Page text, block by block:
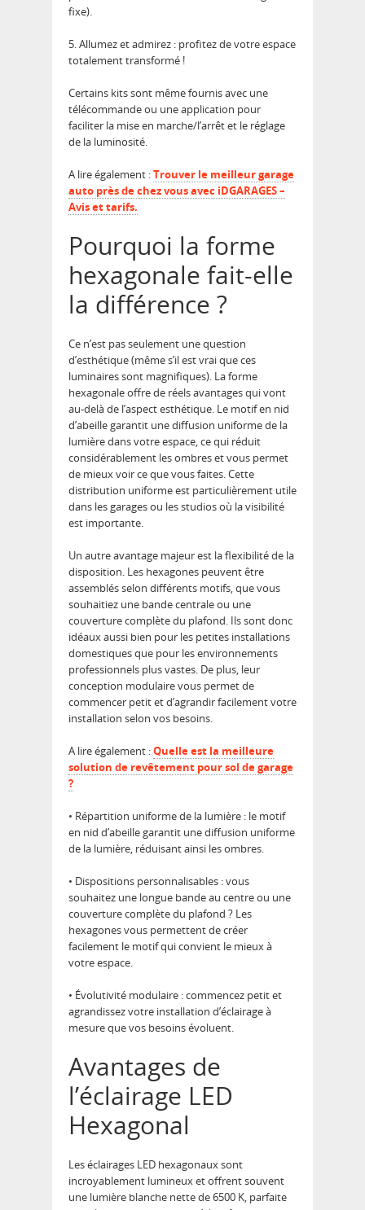
fixe).
5. Allumez et admirez : profitez de votre espace
totalement transformé !
Certains kits sont même fournis avec une
télécommande ou une application pour
faciliter la mise en marche/l’arrêt et le réglage
de la luminosité.
A lire également :Trouver le meilleur garage
auto près de chez vous avec iDGARAGES –
Avis et tarifs.
Pourquoi la forme
hexagonale fait-elle
la différence ?
Ce n’est pas seulement une question
d’esthétique (même s’il est vrai que ces
luminaires sont magnifiques). La forme
hexagonale offre de réels avantages qui vont
au-delà de l’aspect esthétique. Le motif en nid
d’abeille garantit une diffusion uniforme de la
lumière dans votre espace, ce qui réduit
considérablement les ombres et vous permet
de mieux voir ce que vous faites. Cette
distribution uniforme est particulièrement utile
dans les garages ou les studios où la visibilité
est importante.
Un autre avantage majeur est la flexibilité de la
disposition. Les hexagones peuvent être
assemblés selon différents motifs, que vous
souhaitiez une bande centrale ou une
couverture complète du plafond. Ils sont donc
idéaux aussi bien pour les petites installations
domestiques que pour les environnements
professionnels plus vastes. De plus, leur
conception modulaire vous permet de
commencer petit et d’agrandir facilement votre
installation selon vos besoins.
A lire également :Quelle est la meilleure
solution de revêtement pour sol de garage
?
• Répartition uniforme de la lumière : le motif
en nid d’abeille garantit une diffusion uniforme
de la lumière, réduisant ainsi les ombres.
• Dispositions personnalisables : vous
souhaitez une longue bande au centre ou une
couverture complète du plafond ? Les
hexagones vous permettent de créer
facilement le motif qui convient le mieux à
votre espace.
• Évolutivité modulaire : commencez petit et
agrandissez votre installation d’éclairage à
mesure que vos besoins évoluent.
Avantages de
l’éclairage LED
Hexagonal
Les éclairages LED hexagonaux sont
incroyablement lumineux et offrent souvent
une lumière blanche nette de 6500 K, parfaite